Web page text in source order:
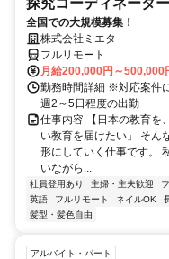
全国での大規模募集！
株式会社ミエタ
フルリモート
月給200,000円～500,000
勤務時間詳細 ※対応案件
週2～5日程度の出勤
仕事内容 【日本の教育を
い教育を届けたい」 そん
形にしていく仕事です。
いながら...
社員登用あり 主婦・主夫歓迎
英語
フルリモート ネイルOK
髪型・髪色自由
アルバイト・パート